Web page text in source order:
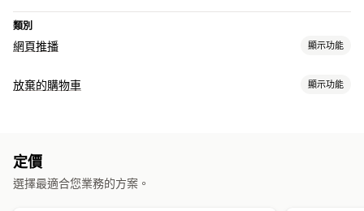
類別
網頁推播 顯示功能
通知類型
訂閱者管理
放棄的購物車 顯示功能
自動化工作流程
定價
選擇最適合您業務的方案。